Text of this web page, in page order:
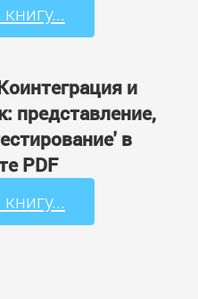
и
представление,
в
PDF